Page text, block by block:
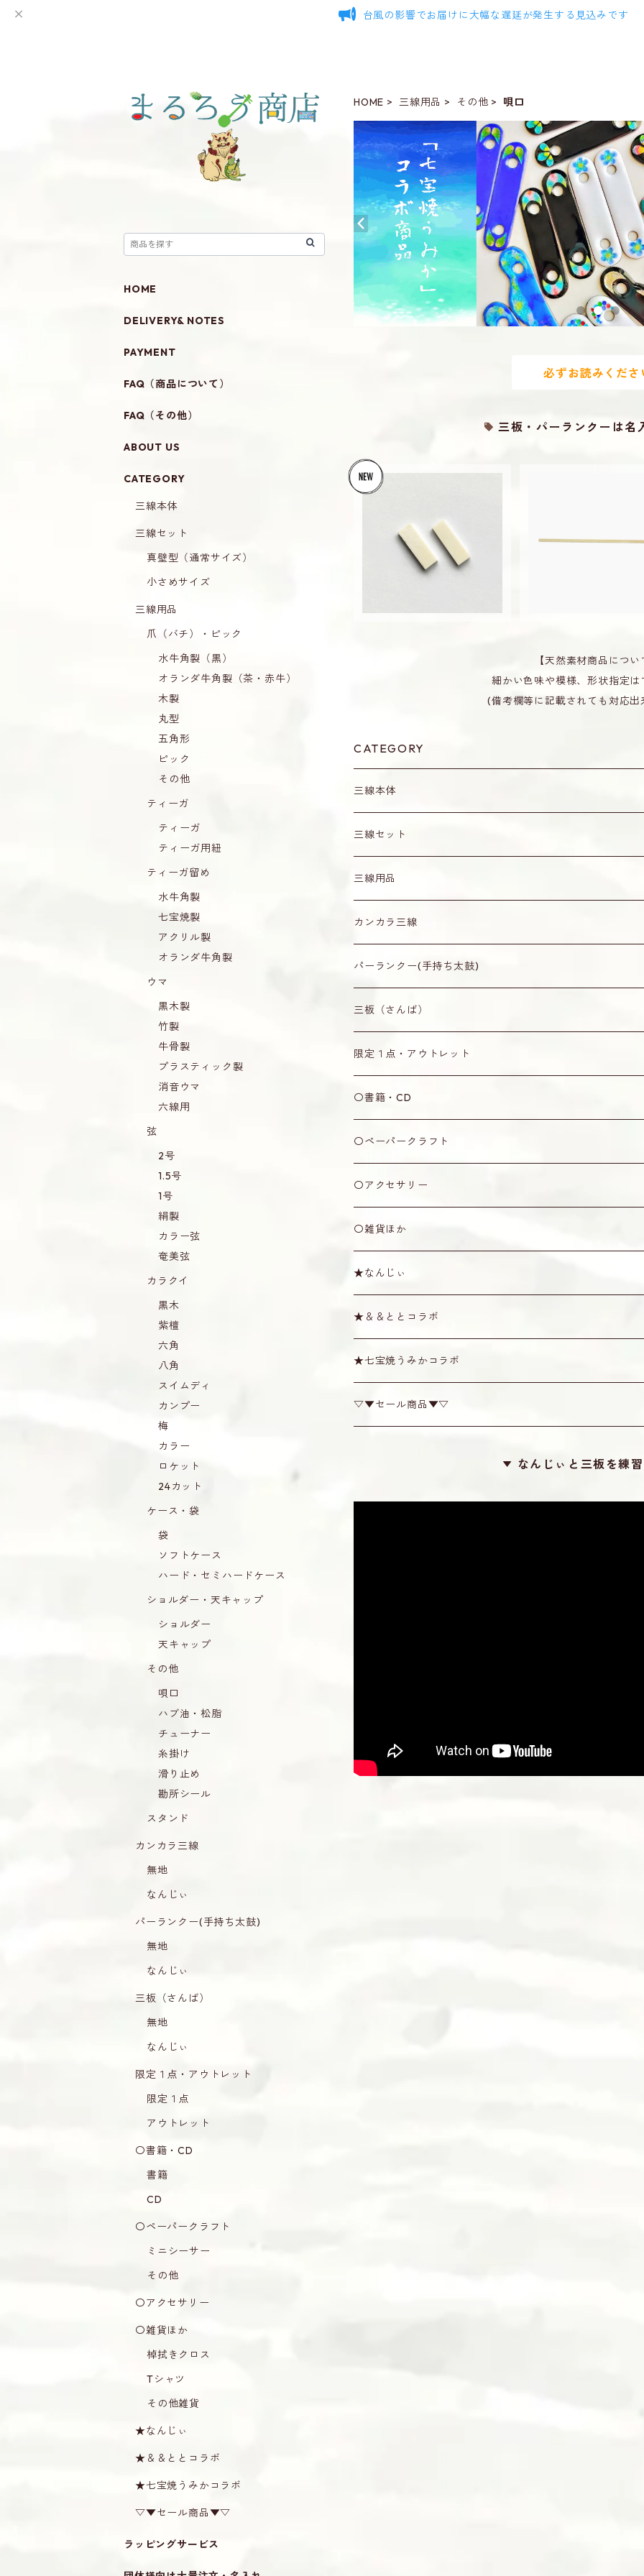
台風の影響でお届けに大幅な遅延が発生する見込みです
HOME 三線用品 その他 唄口
必ずお読みくださ
三板・パーランクーは名
三線用 唄口（カット済み・
溝無し）歌口 さんしん
¥370
歌口 さんしん
【天然素材商品につい
細かい色味や模様、形状指定
(備考欄等に記載されても対応
CATEGORY
三線本体
三線セット
真壁型（通常サイズ）
小さめサイズ
三線用品
爪（バチ）・ピック
水牛角製（黒）
オランダ牛角製（茶・赤牛）
ピック
その他
ティーガ
ティーガ
ティーガ用紐
ティーガ留め
水牛角製
七宝焼製
ウマ
黒木製
竹製
六線用
弦
2号
1.5号
奄美弦
カラクイ
黒木
紫檀
カンプー
梅
ケース・袋
袋
ソフトケース
ショルダー・天キャップ
ショルダー
天キャップ
その他
唄口
ハブ油・松脂
スタンド
カンカラ三線
無地
なんじぃ
パーランクー(手持ち太鼓)
無地
なんじぃ
三板（さんば）
無地
なんじぃ
限定１点・アウトレット
限定１点
アウトレット
〇書籍・CD
書籍
CD
〇ペーパークラフト
ミニシーサー
その他
〇アクセサリー
〇雑貨ほか
棹拭きクロス
Tシャツ
その他雑貨
★なんじぃ
★＆＆ととコラボ
★七宝焼うみかコラボ
▽▼セール商品▼▽
なんじぃと三板を練
HOME
DELIVERY& NOTES
PAYMENT
FAQ（商品について）
FAQ（その他）
ABOUT US
CATEGORY
三線本体
三線セット
真壁型（通常サイズ）
小さめサイズ
三線用品
爪（バチ）・ピック
水牛角製（黒）
オランダ牛角製（茶・赤牛）
木製
丸型
五角形
ピック
その他
ティーガ
ティーガ
ティーガ用紐
ティーガ留め
水牛角製
七宝焼製
アクリル製
オランダ牛角製
ウマ
黒木製
竹製
牛骨製
プラスティック製
消音ウマ
六線用
弦
2号
1.5号
1号
絹製
カラー弦
奄美弦
カラクイ
黒木
紫檀
六角
八角
スイムディ
カンプー
梅
カラー
ロケット
24カット
ケース・袋
袋
ソフトケース
ハード・セミハードケース
ショルダー・天キャップ
ショルダー
天キャップ
その他
唄口
ハブ油・松脂
チューナー
糸掛け
滑り止め
勘所シール
スタンド
カンカラ三線
無地
なんじぃ
パーランクー(手持ち太鼓)
無地
なんじぃ
三板（さんば）
無地
なんじぃ
限定１点・アウトレット
限定１点
アウトレット
〇書籍・CD
書籍
CD
〇ペーパークラフト
ミニシーサー
その他
〇アクセサリー
〇雑貨ほか
棹拭きクロス
Tシャツ
その他雑貨
★なんじぃ
★＆＆ととコラボ
★七宝焼うみかコラボ
▽▼セール商品▼▽
ラッピングサービス